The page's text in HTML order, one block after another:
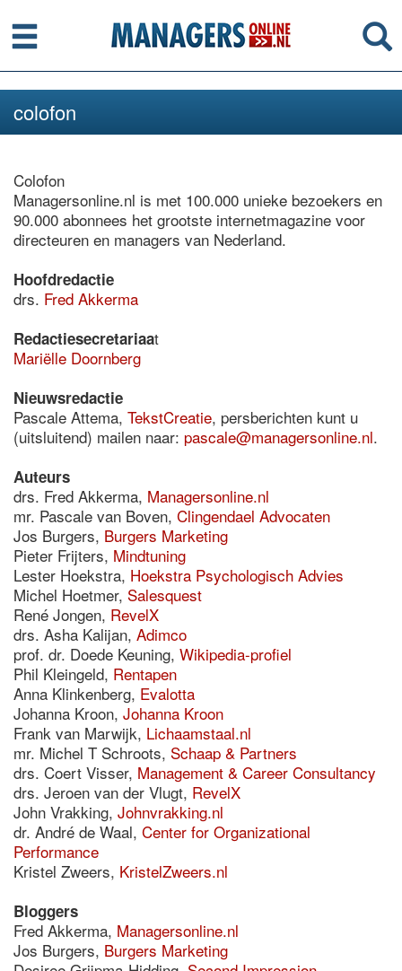
Menu
colofon
Colofon
Managersonline.nl is met 100.000 unieke bezoekers en
90.000 abonnees het grootste internetmagazine voor
directeuren en managers van Nederland.
Hoofdredactie
drs. Fred Akkerma
Redactiesecretariaat
Mariëlle Doornberg
Nieuwsredactie
Pascale Attema, TekstCreatie, persberichten kunt u
(uitsluitend) mailen naar: pascale@managersonline.nl.
Auteurs
drs. Fred Akkerma, Managersonline.nl
mr. Pascale van Boven, Clingendael Advocaten
Jos Burgers, Burgers Marketing
Pieter Frijters, Mindtuning
Lester Hoekstra, Hoekstra Psychologisch Advies
Michel Hoetmer, Salesquest
René Jongen, RevelX
drs. Asha Kalijan, Adimco
prof. dr. Doede Keuning, Wikipedia-profiel
Phil Kleingeld, Rentapen
Anna Klinkenberg, Evalotta
Johanna Kroon, Johanna Kroon
Frank van Marwijk, Lichaamstaal.nl
mr. Michel T Schroots, Schaap & Partners
drs. Coert Visser, Management & Career Consultancy
drs. Jeroen van der Vlugt, RevelX
John Vrakking, Johnvrakking.nl
dr. André de Waal, Center for Organizational
Performance
Kristel Zweers, KristelZweers.nl
Bloggers
Fred Akkerma, Managersonline.nl
Jos Burgers, Burgers Marketing